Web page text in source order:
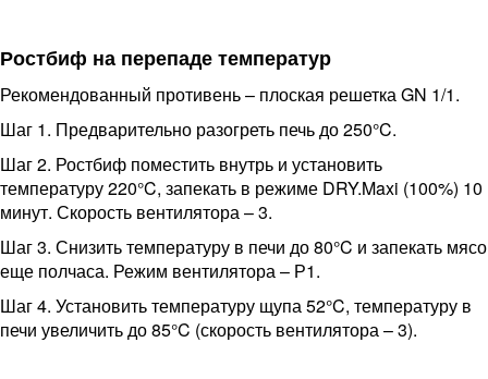
Ростбиф на перепаде температур
Рекомендованный противень – плоская решетка GN 1/1.
Шаг 1. Предварительно разогреть печь до 250°C.
Шаг 2. Ростбиф поместить внутрь и установить
температуру 220°C, запекать в режиме DRY.Maxi (100%) 10
минут. Скорость вентилятора – 3.
Шаг 3. Снизить температуру в печи до 80°C и запекать мясо
еще полчаса. Режим вентилятора – Р1.
Шаг 4. Установить температуру щупа 52°C, температуру в
печи увеличить до 85°C (скорость вентилятора – 3).